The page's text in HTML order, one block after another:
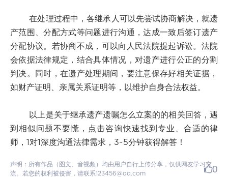
在处理过程中，各继承人可以先尝试协商解决，就遗
产范围、分配方式等问题进行沟通，达成一致后签订遗产
分配协议。若协商不成，可以向人民法院提起诉讼。法院
会依据法律规定，结合具体情况，对遗产进行公正的分割
判决。同时，在遗产处理期间，要注意保存好相关证据，
如财产证明、亲属关系证明等，以维护自身合法权益。
以上是关于继承遗产遗嘱怎么立案的的相关回答，遇
到相似问题不要慌，点击咨询快速找到专业、合适的律
师，1对1深度沟通法律需求，3~5分钟获得解答！
声明：所有作品（图文、音视频）均由用户自行上传分享，仅供网友学习交
流。若您的权利被侵害，请联系123456@qq.com
0